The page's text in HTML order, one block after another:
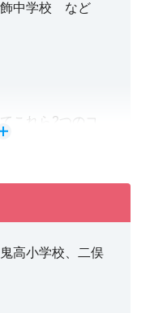
応じて教材やプ
て視聴します。
飾中学校 など
これら2つのコ
室での受験が可
高小学校、二俣